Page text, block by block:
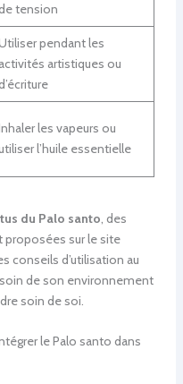
tension
pendant les
activités artistiques ou
les vapeurs ou
l’huile essentielle
du Palo santo, des
sur le site
conseils d’utilisation au
de son environnement
soin de soi.
le Palo santo dans